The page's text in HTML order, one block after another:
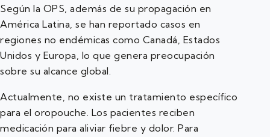
Según la OPS, además de su propagación en
América Latina, se han reportado casos en
regiones no endémicas como Canadá, Estados
Unidos y Europa, lo que genera preocupación
sobre su alcance global.
Actualmente, no existe un tratamiento específico
para el oropouche. Los pacientes reciben
medicación para aliviar fiebre y dolor. Para